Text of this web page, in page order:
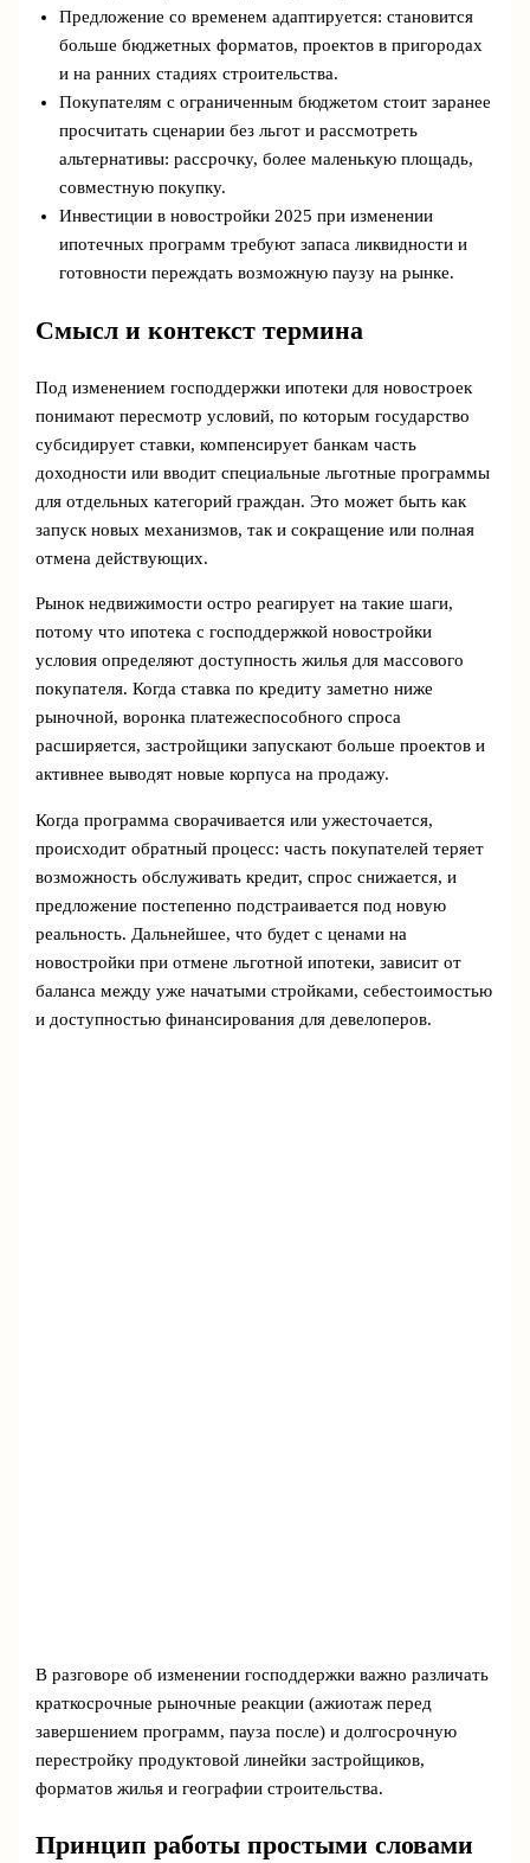
Предложение со временем адаптируется: становится
больше бюджетных форматов, проектов в пригородах
и на ранних стадиях строительства.
Покупателям с ограниченным бюджетом стоит заранее
просчитать сценарии без льгот и рассмотреть
альтернативы: рассрочку, более маленькую площадь,
совместную покупку.
Инвестиции в новостройки 2025 при изменении
ипотечных программ требуют запаса ликвидности и
готовности переждать возможную паузу на рынке.
Смысл и контекст термина
Под изменением господдержки ипотеки для новостроек
понимают пересмотр условий, по которым государство
субсидирует ставки, компенсирует банкам часть
доходности или вводит специальные льготные программы
для отдельных категорий граждан. Это может быть как
запуск новых механизмов, так и сокращение или полная
отмена действующих.
Рынок недвижимости остро реагирует на такие шаги,
потому что ипотека с господдержкой новостройки
условия определяют доступность жилья для массового
покупателя. Когда ставка по кредиту заметно ниже
рыночной, воронка платежеспособного спроса
расширяется, застройщики запускают больше проектов и
активнее выводят новые корпуса на продажу.
Когда программа сворачивается или ужесточается,
происходит обратный процесс: часть покупателей теряет
возможность обслуживать кредит, спрос снижается, и
предложение постепенно подстраивается под новую
реальность. Дальнейшее, что будет с ценами на
новостройки при отмене льготной ипотеки, зависит от
баланса между уже начатыми стройками, себестоимостью
и доступностью финансирования для девелоперов.
В разговоре об изменении господдержки важно различать
краткосрочные рыночные реакции (ажиотаж перед
завершением программ, пауза после) и долгосрочную
перестройку продуктовой линейки застройщиков,
форматов жилья и географии строительства.
Принцип работы простыми словами